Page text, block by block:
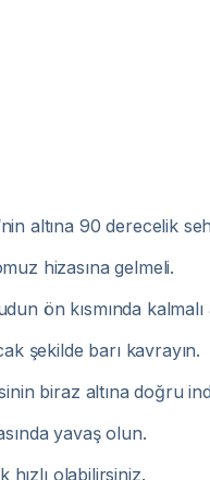
altına 90 derecelik
hizasına gelmeli.
ön kısmında
şekilde barı kavrayın.
biraz altına doğru
yavaş olun.
hızlı olabilirsiniz.